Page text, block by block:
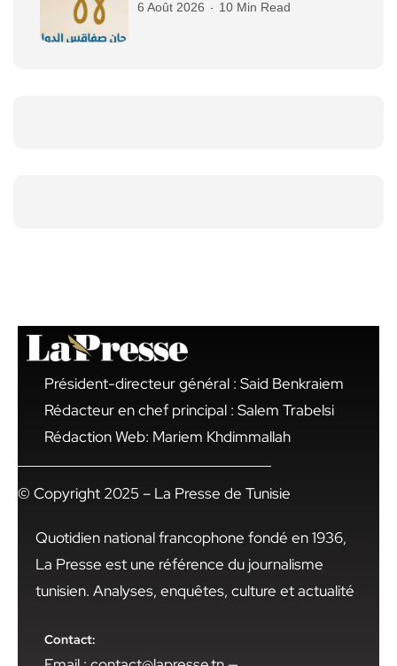
6 Août 2026 10 Min Read
Président-directeur général : Said Benkraiem
Rédacteur en chef principal : Salem Trabelsi
Rédaction Web: Mariem Khdimmallah
© Copyright 2025 – La Presse de Tunisie
Quotidien national francophone fondé en 1936,
La Presse est une référence du journalisme
tunisien. Analyses, enquêtes, culture et actualité
Contact: